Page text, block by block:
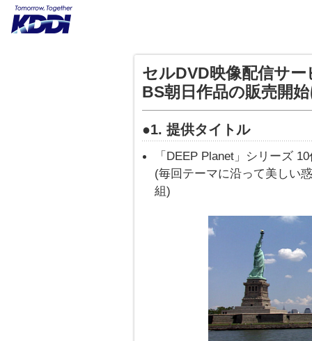
セルDVD映像配信サ
BS朝日作品の販売開
●1. 提供タイトル
「DEEP Planet」シリーズ
(毎回テーマに沿って美しい
組)